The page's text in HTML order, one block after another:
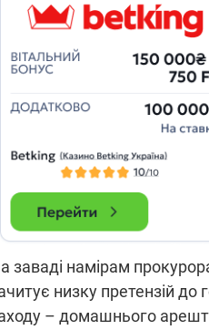
заваді намірам
низку претензій
– домашнього